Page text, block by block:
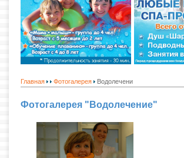
Главная Фотогалерея Водолечени
Фотогалерея "Водолечение"